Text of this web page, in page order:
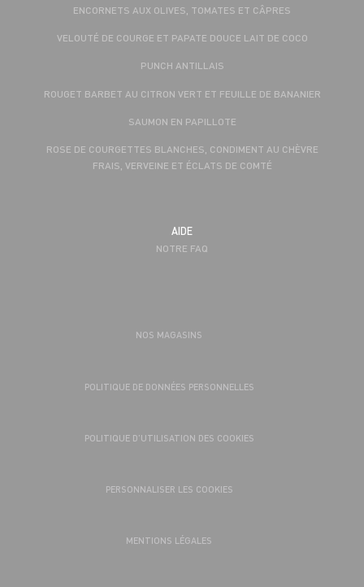
ENCORNETS AUX OLIVES, TOMATES ET CÂPRES
VELOUTÉ DE COURGE ET PAPATE DOUCE LAIT DE COCO
PUNCH ANTILLAIS
ROUGET BARBET AU CITRON VERT ET FEUILLE DE BANANIER
SAUMON EN PAPILLOTE
ROSE DE COURGETTES BLANCHES, CONDIMENT AU CHÈVRE
FRAIS, VERVEINE ET ÉCLATS DE COMTÉ
AIDE
NOTRE FAQ
NOS MAGASINS
POLITIQUE DE DONNÉES PERSONNELLES
POLITIQUE D’UTILISATION DES COOKIES
PERSONNALISER LES COOKIES
MENTIONS LÉGALES